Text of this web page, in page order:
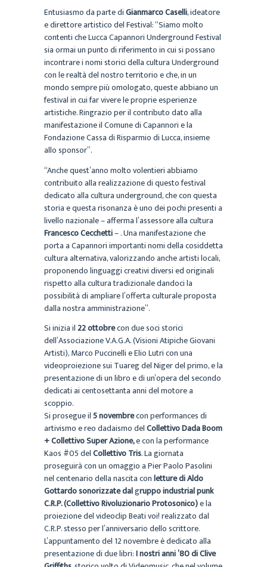
Entusiasmo da parte diGianmarco Caselli, ideatore
e direttore artistico del Festival: “Siamo molto
contenti che Lucca Capannori Underground Festival
sia ormai un punto di riferimento in cui si possano
incontrare i nomi storici della cultura Underground
con le realtà del nostro territorio e che, in un
mondo sempre più omologato, queste abbiano un
festival in cui far vivere le proprie esperienze
artistiche. Ringrazio per il contributo dato alla
manifestazione il Comune di Capannori e la
Fondazione Cassa di Risparmio di Lucca, insieme
allo sponsor”.
“Anche quest’anno molto volentieri abbiamo
contribuito alla realizzazione di questo festival
dedicato alla cultura underground, che con questa
storia e questa risonanza è uno dei pochi presenti a
livello nazionale – afferma l’assessore alla cultura
Francesco Cecchetti– . Una manifestazione che
porta a Capannori importanti nomi della cosiddetta
cultura alternativa, valorizzando anche artisti locali,
proponendo linguaggi creativi diversi ed originali
rispetto alla cultura tradizionale dandoci la
possibilità di ampliare l’offerta culturale proposta
dalla nostra amministrazione”.
Si inizia il22 ottobrecon due soci storici
dell’Associazione V.A.G.A. (Visioni Atipiche Giovani
Artisti), Marco Puccinelli e Elio Lutri con una
videoproiezione sui Tuareg del Niger del primo, e la
presentazione di un libro e di un’opera del secondo
dedicati ai centosettanta anni del motore a
scoppio.
Si prosegue il5 novembrecon performances di
artivismo e reo dadaismo delCollettivo Dada Boom
+ Collettivo Super Azione,e con la performance
Kaos #05 delCollettivo Tris. La giornata
proseguirà con un omaggio a Pier Paolo Pasolini
nel centenario della nascita conletture di Aldo
Gottardo sonorizzate dalgruppo industrial punk
C.R.P. (Collettivo Rivoluzionario Protosonico)e la
proiezione del videoclip Beati voi! realizzato dal
C.R.P. stesso per l’anniversario dello scrittore.
L’appuntamento del 12 novembre è dedicato alla
presentazione di due libri:I nostri anni ’80 di Clive